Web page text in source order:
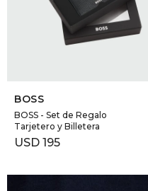
BOSS
BOSS - Set de Regalo
Tarjetero y Billetera
USD 195